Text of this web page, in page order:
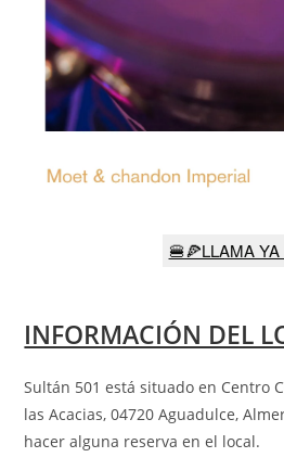
🍔🍕LLAMA
INFORMACIÓN DEL
Sultán 501 está situado en Centro
las Acacias, 04720 Aguadulce,
hacer alguna reserva en el local.